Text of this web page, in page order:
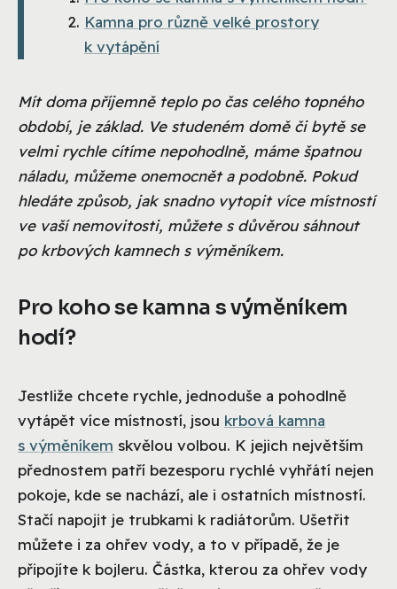
Kamna pro různě velké prostory
k vytápění
Mít doma příjemně teplo po čas celého topného
období, je základ. Ve studeném domě či bytě se
velmi rychle cítíme nepohodlně, máme špatnou
náladu, můžeme onemocnět a podobně. Pokud
hledáte způsob, jak snadno vytopit více místností
ve vaší nemovitosti, můžete s důvěrou sáhnout
po krbových kamnech s výměníkem.
Pro koho se kamna s výměníkem
hodí?
Jestliže chcete rychle, jednoduše a pohodlně
vytápět více místností, jsou krbová kamna
s výměníkem skvělou volbou. K jejich největším
přednostem patří bezesporu rychlé vyhřátí nejen
pokoje, kde se nachází, ale i ostatních místností.
Stačí napojit je trubkami k radiátorům. Ušetřit
můžete i za ohřev vody, a to v případě, že je
připojíte k bojleru. Částka, kterou za ohřev vody